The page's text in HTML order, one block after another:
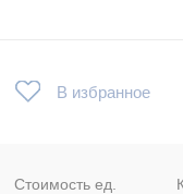
В избранное
Стоимость ед.